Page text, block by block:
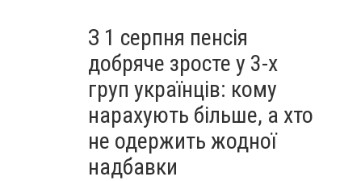
З 1 серпня пенсія
добряче зросте у 3-х
груп українців: кому
нарахують більше, а хто
не одержить жодної
надбавки